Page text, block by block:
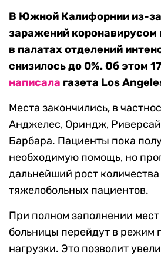
В Южной Калифорнии из-за
заражений коронавирусом
в палатах отделений
снизилось до 0%. Об этом
написала газета Los
Места закончились, в
Анджелес, Ориндж,
Барбара. Пациенты пока
необходимую помощь, но
дальнейший рост
тяжелобольных пациентов.
При полном заполнении
больницы перейдут в режим
нагрузки. Это позволит